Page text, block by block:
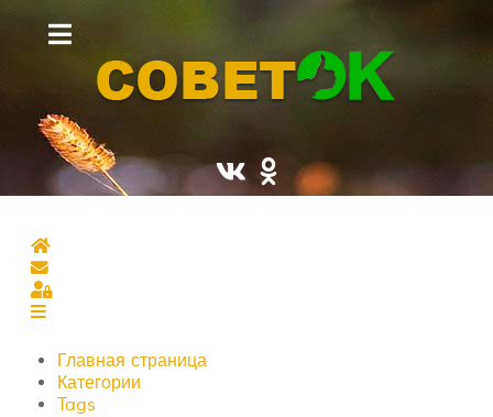
Главная страница
Подписаться на блог
Sign In
Главная страница
Категории
Tags